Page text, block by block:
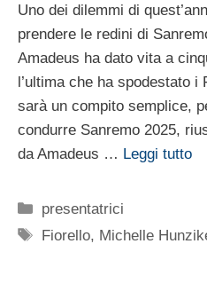
Uno dei dilemmi di
prendere le redini di
Amadeus ha dato vita a
l’ultima che ha spodestato
sarà un compito semplice,
condurre Sanremo 2025,
da Amadeus … Leggi tutto
Categorie
presentatrici
Tag
Fiorello, Michelle